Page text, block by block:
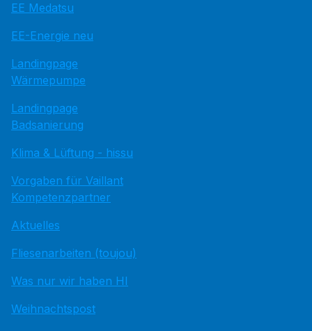
EE Medatsu
EE-Energie neu
Landingpage
Wärmepumpe
Landingpage
Badsanierung
Klima & Lüftung - hissu
Vorgaben für Vaillant
Kompetenzpartner
Aktuelles
Fliesenarbeiten (toujou)
Was nur wir haben HI
Weihnachtspost